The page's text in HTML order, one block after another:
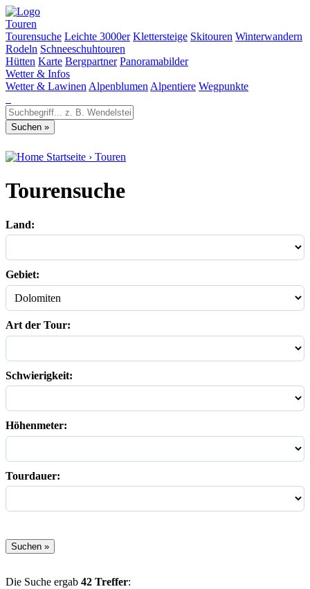
Touren
Tourensuche Leichte 3000er Klettersteige Skitouren Winterwandern
Rodeln Schneeschuhtouren
Hütten Karte Bergpartner Panoramabilder
Wetter & Infos
Wetter & Lawinen Alpenblumen Alpentiere Wegpunkte
Startseite › Touren
Tourensuche
Land:
Gebiet:
Art der Tour:
Schwierigkeit:
Höhenmeter:
Tourdauer:
Die Suche ergab 42 Treffer: